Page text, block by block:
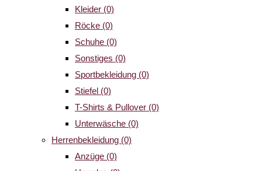
Kleider (0)
Röcke (0)
Schuhe (0)
Sonstiges (0)
Sportbekleidung (0)
Stiefel (0)
T-Shirts & Pullover (0)
Unterwäsche (0)
Herrenbekleidung (0)
Anzüge (0)